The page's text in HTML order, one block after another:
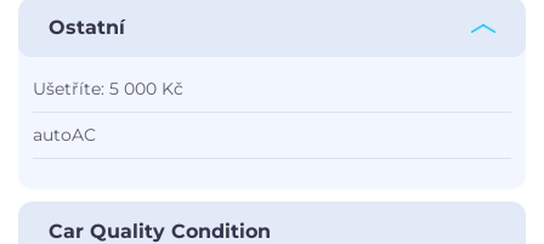
Ostatní
Ušetříte: 5 000 Kč
autoAC
Car Quality Condition